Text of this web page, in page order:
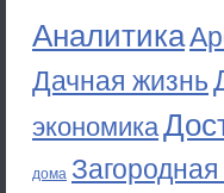
Аналитика
Дачная жизнь
экономика
дома